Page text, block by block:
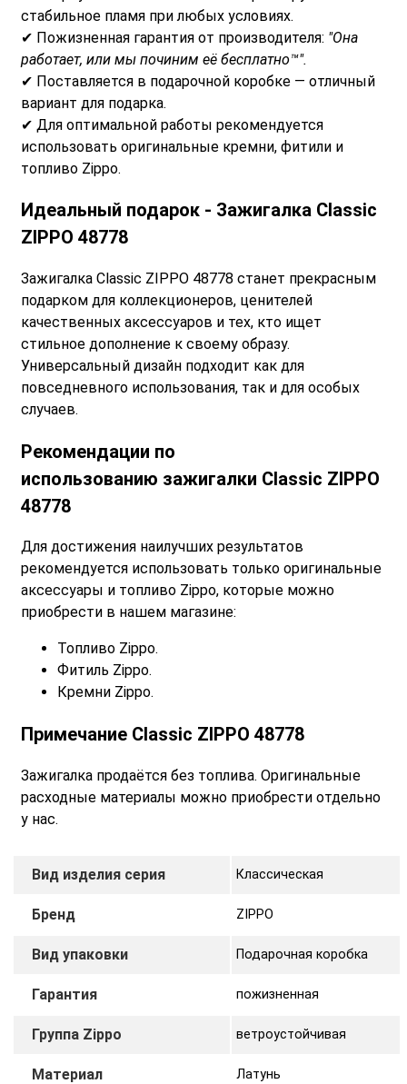
стабильное пламя при любых условиях.
✔ Пожизненная гарантия от производителя: "Она
работает, или мы починим её бесплатно™".
✔ Поставляется в подарочной коробке — отличный
вариант для подарка.
✔ Для оптимальной работы рекомендуется
использовать оригинальные кремни, фитили и
топливо Zippo.
Идеальный подарок - Зажигалка Classic
ZIPPO 48778
Зажигалка Classic ZIPPO 48778 станет прекрасным
подарком для коллекционеров, ценителей
качественных аксессуаров и тех, кто ищет
стильное дополнение к своему образу.
Универсальный дизайн подходит как для
повседневного использования, так и для особых
случаев.
Рекомендации по
использованию зажигалки Classic ZIPPO
48778
Для достижения наилучших результатов
рекомендуется использовать только оригинальные
аксессуары и топливо Zippo, которые можно
приобрести в нашем магазине:
Топливо Zippo.
Фитиль Zippo.
Кремни Zippo.
Примечание Classic ZIPPO 48778
Зажигалка продаётся без топлива. Оригинальные
расходные материалы можно приобрести отдельно
у нас.
Вид изделия серия Классическая
Бренд ZIPPO
Вид упаковки Подарочная коробка
Гарантия пожизненная
Группа Zippo ветроустойчивая
Материал Латунь